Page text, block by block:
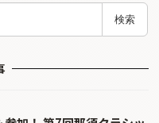
検索